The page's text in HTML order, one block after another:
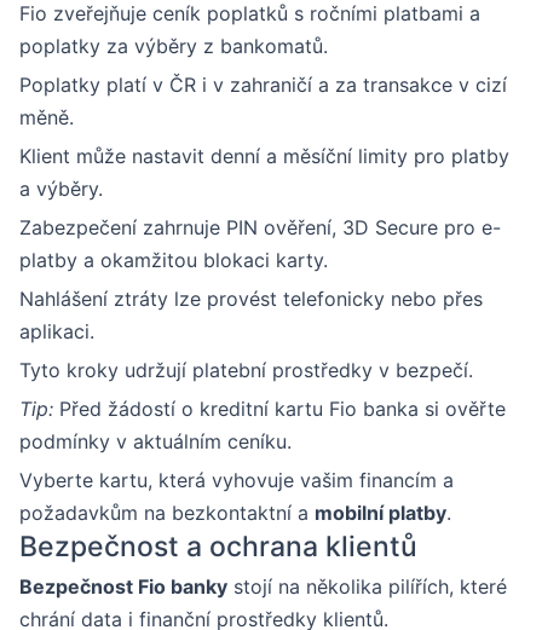
Fio zveřejňuje ceník poplatků s ročními platbami a
poplatky za výběry z bankomatů.
Poplatky platí v ČR i v zahraničí a za transakce v cizí
měně.
Klient může nastavit denní a měsíční limity pro platby
a výběry.
Zabezpečení zahrnuje PIN ověření, 3D Secure pro e-
platby a okamžitou blokaci karty.
Nahlášení ztráty lze provést telefonicky nebo přes
aplikaci.
Tyto kroky udržují platební prostředky v bezpečí.
Tip: Před žádostí o kreditní kartu Fio banka si ověřte
podmínky v aktuálním ceníku.
Vyberte kartu, která vyhovuje vašim financím a
požadavkům na bezkontaktní a mobilní platby.
Bezpečnost a ochrana klientů
Bezpečnost Fio banky stojí na několika pilířích, které
chrání data i finanční prostředky klientů.